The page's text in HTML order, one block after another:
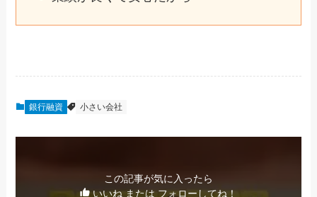
銀行融資 小さい会社
この記事が気に入ったら
いいね または フォローしてね！